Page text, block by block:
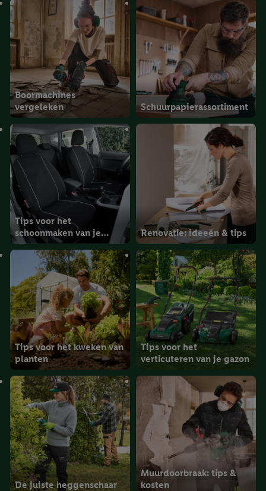
Boormachines
vergeleken
Schuurpapierassortiment
Tips voor het
schoonmaken van je
auto-interieur
Renovatie: ideeën & tips
Tips voor het kweken van
planten
Tips voor het
verticuteren van je gazon
De juiste heggenschaar
Muurdoorbraak: tips &
kosten